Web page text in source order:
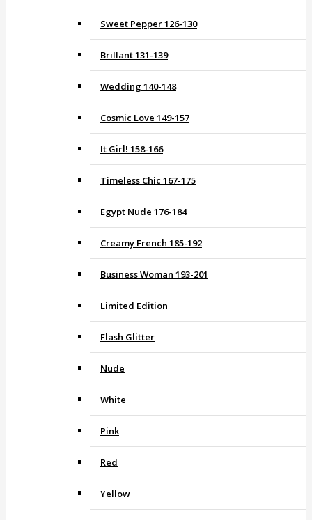
Sweet Pepper 126-130
Brillant 131-139
Wedding 140-148
Cosmic Love 149-157
It Girl! 158-166
Timeless Chic 167-175
Egypt Nude 176-184
Creamy French 185-192
Business Woman 193-201
Limited Edition
Flash Glitter
Nude
White
Pink
Red
Yellow